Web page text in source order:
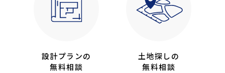
設計プランの
無料相談
土地探しの
無料相談